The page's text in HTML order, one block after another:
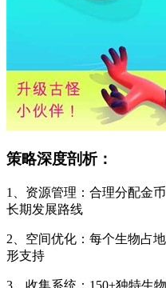
策略深度剖析：
1、资源管理：合理分配金
长期发展路线
2、空间优化：每个生物占
形支持
3、收集系统：150+独特生